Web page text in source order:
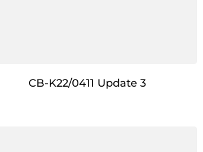
CB-K22/0411 Update 3